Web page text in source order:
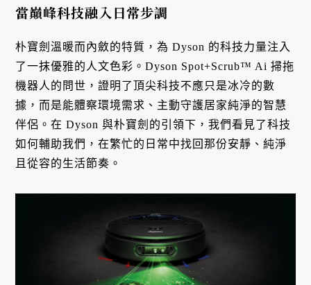
當巔峰科技融入日常步調
朴寶劍溫暖而內斂的特質，為 Dyson 的科技力量注入
了一抹優雅的人文色彩。Dyson Spot+Scrub™ Ai 掃拖
機器人的問世，證明了頂尖科技不應只是冰冷的數
據，而是能體察環境需求、主動守護居家純淨的智慧
伴侶。在 Dyson 與朴寶劍的引領下，我們看見了科技
如何輔助我們，在繁忙的日常中找回那份安靜、純淨
且從容的生活節奏。